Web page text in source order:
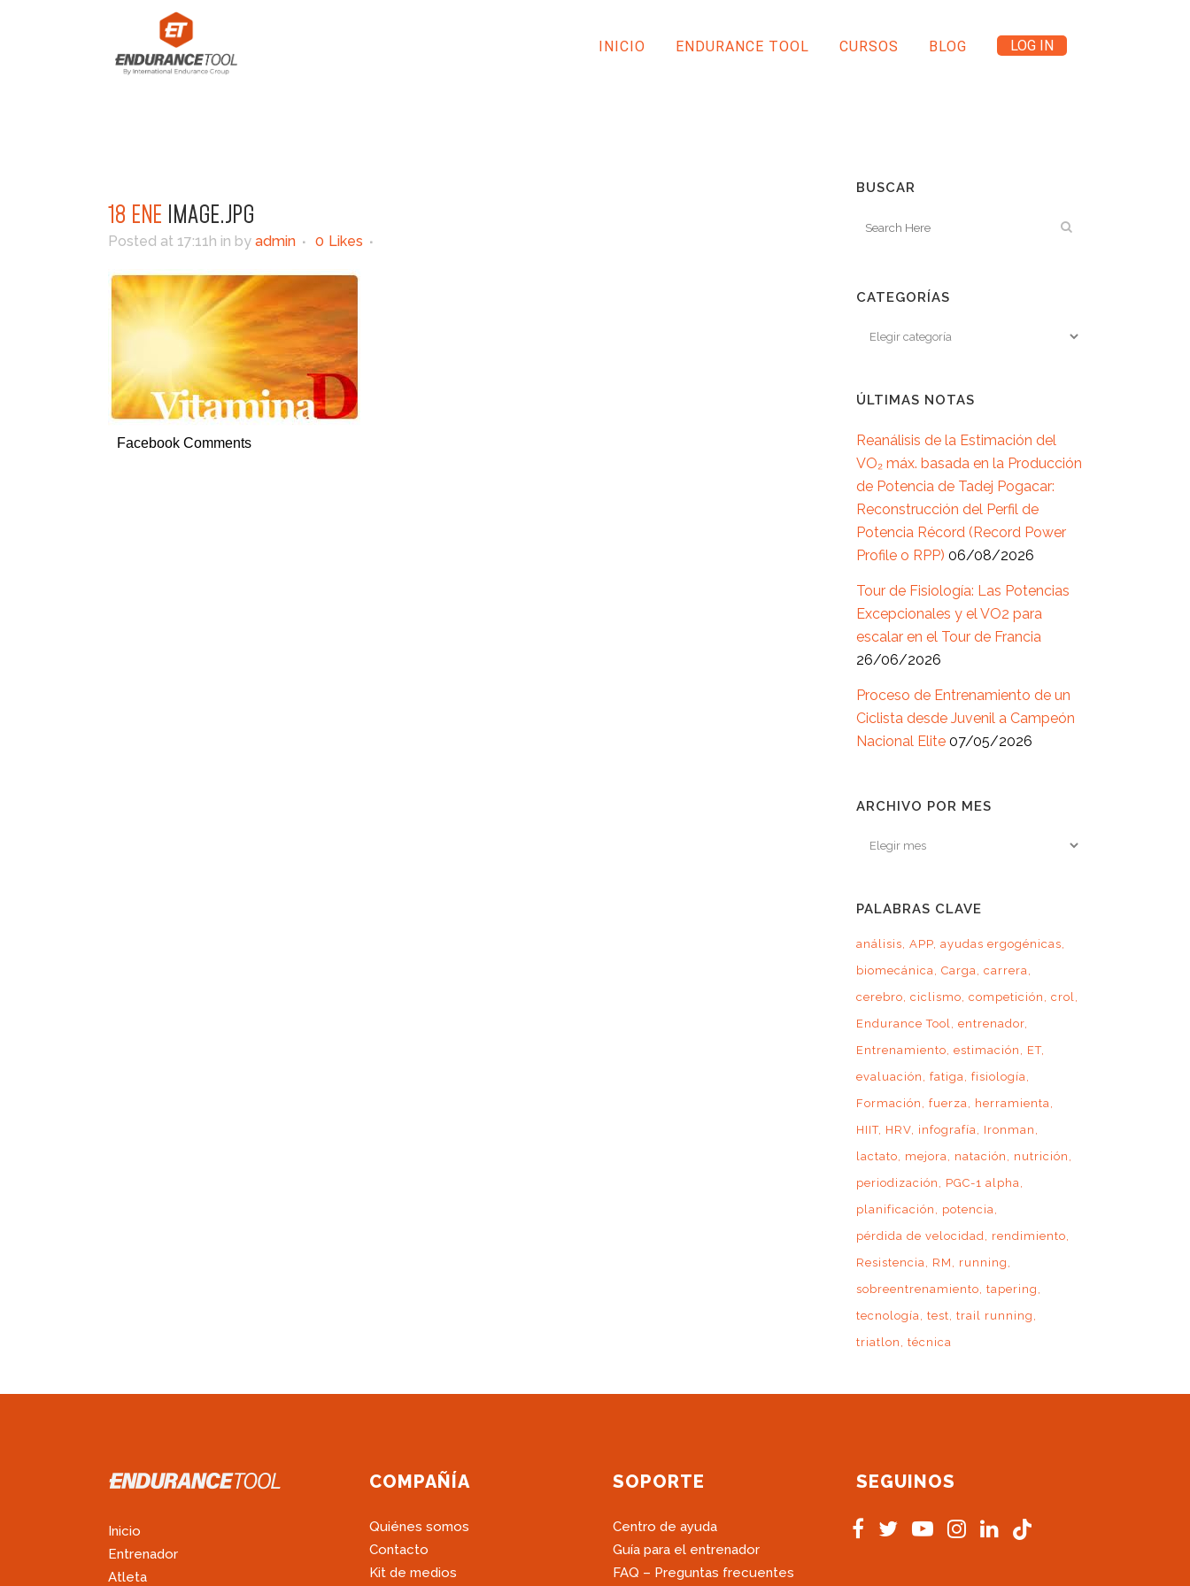
INICIO ENDURANCE TOOL CURSOS BLOG LOG IN
18 ENE IMAGE.JPG
Posted at 17:11h in by admin 0 Likes
Facebook Comments
BUSCAR
CATEGORÍAS
ÚLTIMAS NOTAS
Reanálisis de la Estimación del
VO₂ máx. basada en la Producción
de Potencia de Tadej Pogacar:
Reconstrucción del Perfil de
Potencia Récord (Record Power
Profile o RPP) 06/08/2026
Tour de Fisiología: Las Potencias
Excepcionales y el VO2 para
escalar en el Tour de Francia
26/06/2026
Proceso de Entrenamiento de un
Ciclista desde Juvenil a Campeón
Nacional Elite 07/05/2026
ARCHIVO POR MES
Archivo
PALABRAS CLAVE
análisis APP ayudas ergogénicas
biomecánica Carga carrera
cerebro ciclismo competición
crol
Endurance Tool entrenador
Entrenamiento estimación
ET
evaluación
fatiga fisiología
Formación
fuerza
herramienta
HIIT HRV infografía
Ironman
lactato
mejora natación
nutrición
periodización
PGC-1 alpha
planificación
potencia
pérdida de velocidad
rendimiento
Resistencia
RM
running
sobreentrenamiento tapering
tecnología test trail running
triatlon
técnica
Inicio
Entrenador
Atleta
COMPAÑÍA
Quiénes somos
Contacto
Kit de medios
SOPORTE
Centro de ayuda
Guía para el entrenador
FAQ – Preguntas frecuentes
SEGUINOS